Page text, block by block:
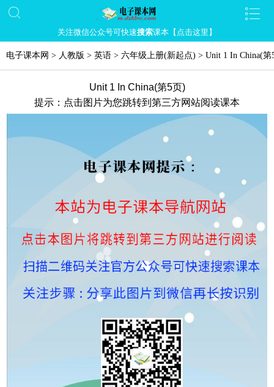
关注微信公众号可快速搜索课本【点击这里】
电子课本网 > 人教版 > 英语 > 六年级上册(新起点) > Unit 1 In China(第
Unit 1 In China(第5页)
提示：点击图片为您跳转到第三方网站阅读课本